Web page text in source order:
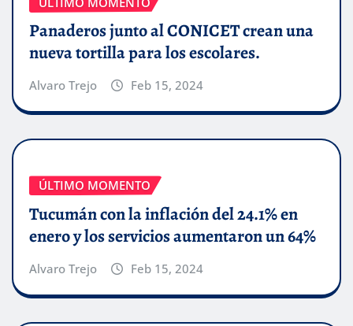
Panaderos junto al CONICET crean una
nueva tortilla para los escolares.
Alvaro Trejo Feb 15, 2024
ÚLTIMO MOMENTO
Tucumán con la inflación del 24.1% en
enero y los servicios aumentaron un 64%
Alvaro Trejo Feb 15, 2024